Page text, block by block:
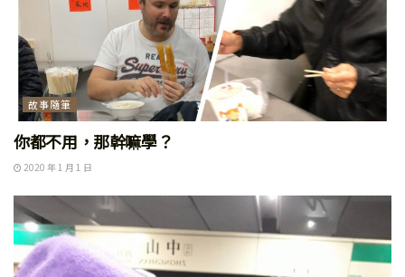
故事隨筆
你都不用，那幹嘛學？
2020 年 1 月 1 日